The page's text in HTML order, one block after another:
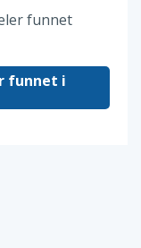
funnet
funnet i